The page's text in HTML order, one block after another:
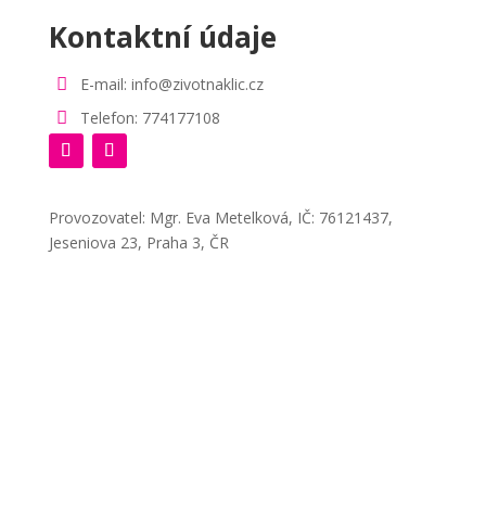
Kontaktní údaje

E-mail: info@zivotnaklic.cz

Telefon: 774177108
Provozovatel: Mgr. Eva Metelková, IČ: 76121437,
Jeseniova 23, Praha 3, ČR